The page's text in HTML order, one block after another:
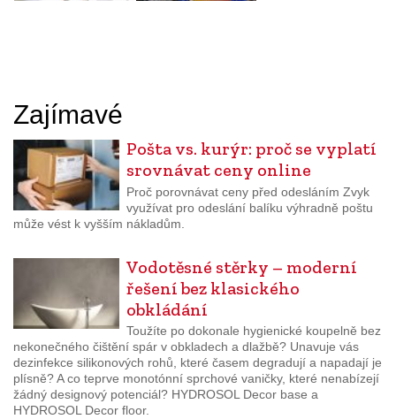
Zajímavé
Pošta vs. kurýr: proč se vyplatí
srovnávat ceny online
Proč porovnávat ceny před odesláním Zvyk
využívat pro odeslání balíku výhradně poštu
může vést k vyšším nákladům.
Vodotěsné stěrky – moderní
řešení bez klasického
obkládání
Toužíte po dokonale hygienické koupelně bez
nekonečného čištění spár v obkladech a dlažbě? Unavuje vás
dezinfekce silikonových rohů, které časem degradují a napadají je
plísně? A co teprve monotónní sprchové vaničky, které nenabízejí
žádný designový potenciál? HYDROSOL Decor base a
HYDROSOL Decor floor.